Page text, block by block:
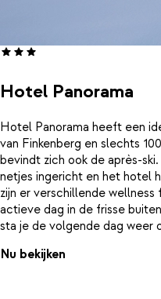
Hotel Panorama
Hotel Panorama heeft een
van Finkenberg en slechts
bevindt zich ook de après-
netjes ingericht en het hotel
zijn er verschillende
actieve dag in de frisse
sta je de volgende dag weer
Nu bekijken